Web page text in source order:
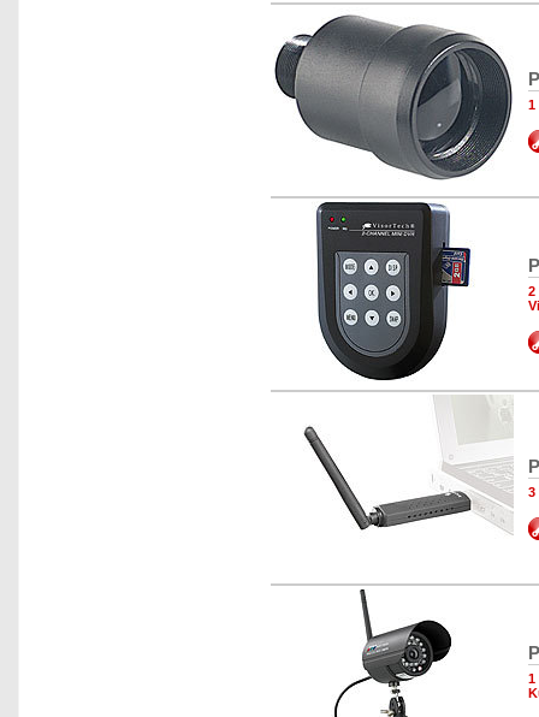
1
2
3
1